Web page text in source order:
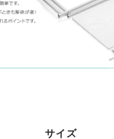
サイズ